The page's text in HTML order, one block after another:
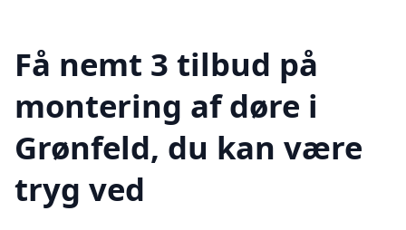
Få nemt 3 tilbud på
montering af døre i
Grønfeld, du kan være
tryg ved